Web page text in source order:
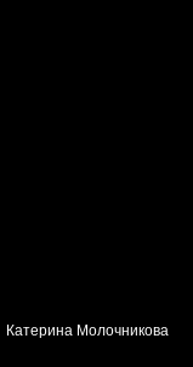
Катерина Молочникова